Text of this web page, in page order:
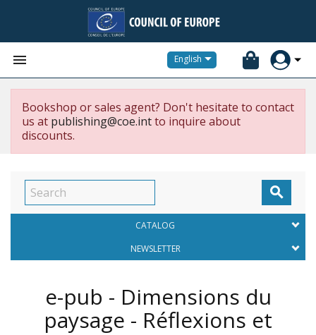
 English
Bookshop or sales agent? Don't hesitate to contact
us at publishing@coe.intto inquire about
discounts.

CATALOG
NEWSLETTER
e-pub - Dimensions du
paysage - Réflexions et